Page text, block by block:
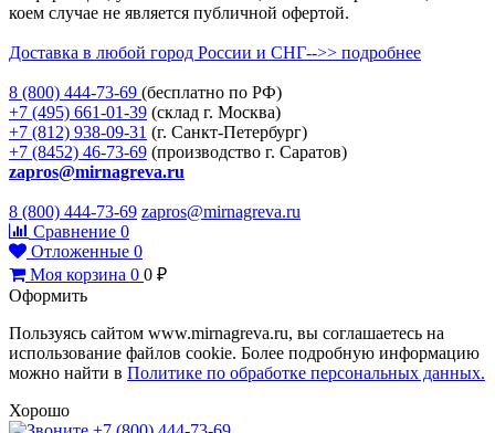
коем случае не является публичной офертой.
Доставка в любой город России и СНГ-->> подробнее
8 (800) 444-73-69 (бесплатно по РФ)
+7 (495) 661-01-39 (склад г. Москва)
+7 (812) 938-09-31 (г. Санкт-Петербург)
+7 (8452) 46-73-69 (производство г. Саратов)
zapros@mirnagreva.ru
8 (800) 444-73-69 zapros@mirnagreva.ru
Сравнение 0
Отложенные 0
Моя корзина 0 0 ₽
Оформить
Пользуясь сайтом www.mirnagreva.ru, вы соглашаетесь на
использование файлов cookie. Более подробную информацию
можно найти в Политике по обработке персональных данных.
Хорошо